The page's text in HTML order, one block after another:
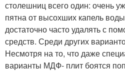
столешниц всего один: очень
пятна от высохших капель
достаточно часто удалять с
средств. Среди других
Несмотря на то, что даже
варианты МДФ- плит боятся